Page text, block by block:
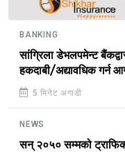
BANKING
सांग्रिला डेभलपमेन्ट
हकदाबी/अद्यावधिक गर्न
5 मिनेट अगाडी
NEWS
सन् २०५० सम्मको ट्राफिक